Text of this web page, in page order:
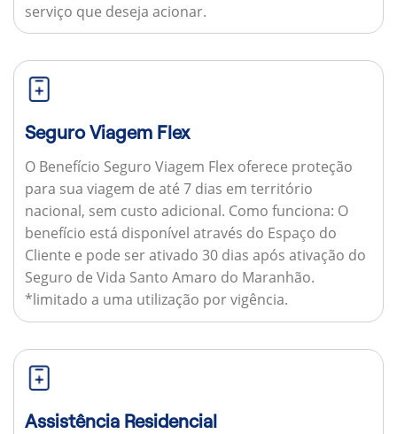
serviço que deseja acionar.
Seguro Viagem Flex
O Benefício Seguro Viagem Flex oferece proteção
para sua viagem de até 7 dias em território
nacional, sem custo adicional. Como funciona: O
benefício está disponível através do Espaço do
Cliente e pode ser ativado 30 dias após ativação do
Seguro de Vida Santo Amaro do Maranhão.
*limitado a uma utilização por vigência.
Assistência Residencial